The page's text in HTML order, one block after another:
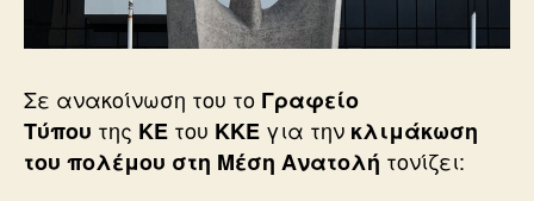
Σε ανακοίνωση του το Γραφείο
Τύπου της ΚΕ του ΚΚΕ για την κλιμάκωση
του πολέμου στη Μέση Ανατολή τονίζει: